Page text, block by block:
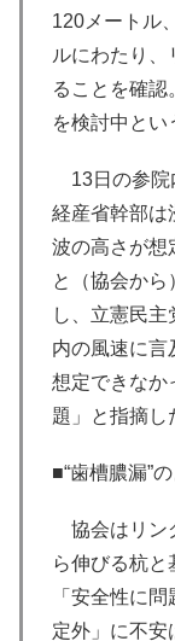
120メートル
ルにわたり、
ることを確
を検討中とい
13日の参院
経産省幹部は
波の高さが想
と（協会か
し、立憲民
内の風速に言
想定できなか
題」と指摘し
■“歯槽膿漏”
協会はリン
ら伸びる杭と
「安全性に
定外」に不安